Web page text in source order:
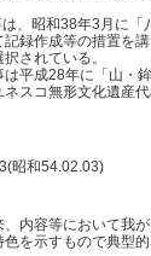
、昭和38年3月に「
記録作成等の措置を
されている。
平成28年に「山・
ネスコ無形文化遺産
昭和54.02.03)
、内容等において我
色を示すもので典型